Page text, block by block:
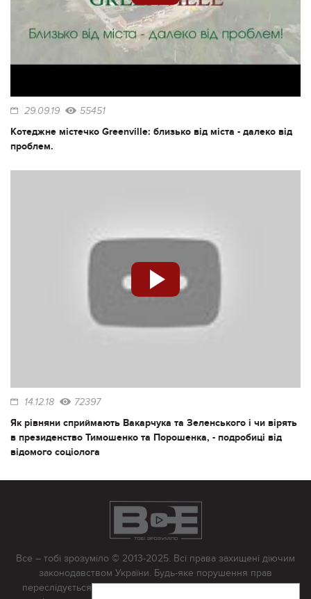
29.09.19 55451
Котеджне містечко Greenville: близько від міста - далеко від
проблем.
14.12.18 72397
Як рівняни сприймають Вакарчука та Зеленського і чи вірять
в президенство Тимошенко та Порошенка, - подробиці від
відомого соціолога
Все – тобі зрозуміло © 2013-2025. Всі права захищені діючим
законодавством України. Будь-яке порушення прав
переслідується в судовому порядку. Будь-яке відтворення